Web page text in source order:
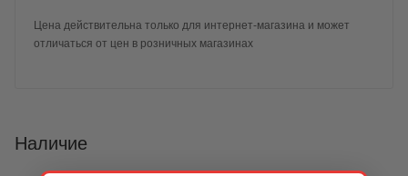
Цена действительна только для интернет-магазина и может
отличаться от цен в розничных магазинах
Наличие